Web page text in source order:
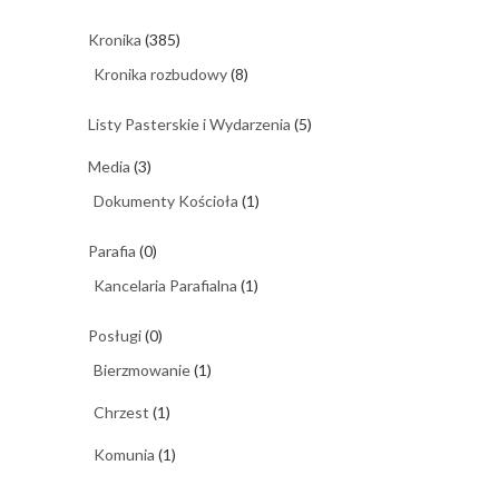
Kronika (385)
Kronika rozbudowy(8)
Listy Pasterskie i Wydarzenia (5)
Media (3)
Dokumenty Kościoła (1)
Parafia (0)
Kancelaria Parafialna (1)
Posługi(0)
Bierzmowanie(1)
Chrzest (1)
Komunia (1)